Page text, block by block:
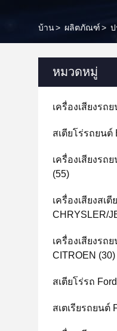
บ้าน> ผลิตภัณฑ์> ป
หมวดหมู่
เครื่องเสียงรถ
สเตียโร่รถยนต์
เครื่องเสียงรถ
(55)
เครื่องเสียงสเ
CHRYSLER/
เครื่องเสียงรถ
CITROEN (30)
สเตียโร่รถ Ford
สเตเรียรถยนต์